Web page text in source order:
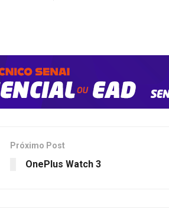
Próximo Post
OnePlus Watch 3